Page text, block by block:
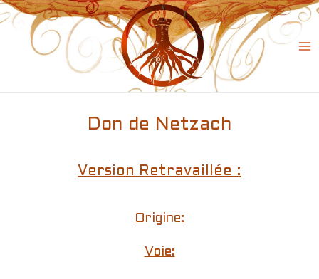
Skip
to
content
Don de Netzach
Version Retravaillée :
Origine:
Voie: